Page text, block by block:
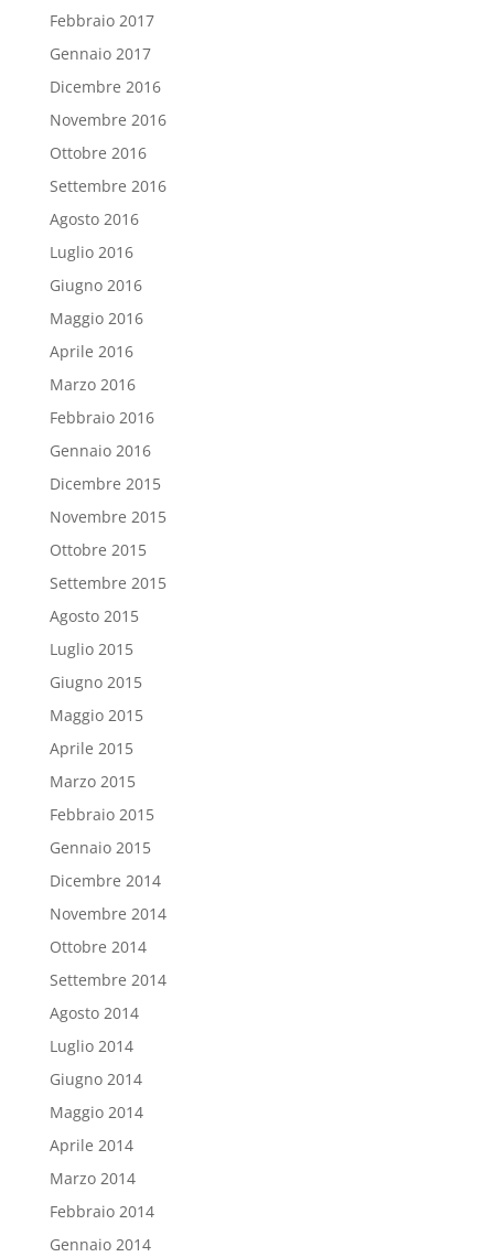
Febbraio 2017
Gennaio 2017
Dicembre 2016
Novembre 2016
Ottobre 2016
Settembre 2016
Agosto 2016
Luglio 2016
Giugno 2016
Maggio 2016
Aprile 2016
Marzo 2016
Febbraio 2016
Gennaio 2016
Dicembre 2015
Novembre 2015
Ottobre 2015
Settembre 2015
Agosto 2015
Luglio 2015
Giugno 2015
Maggio 2015
Aprile 2015
Marzo 2015
Febbraio 2015
Gennaio 2015
Dicembre 2014
Novembre 2014
Ottobre 2014
Settembre 2014
Agosto 2014
Luglio 2014
Giugno 2014
Maggio 2014
Aprile 2014
Marzo 2014
Febbraio 2014
Gennaio 2014